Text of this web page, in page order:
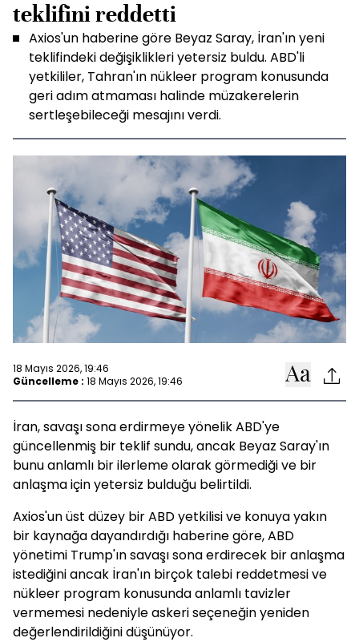
teklifini reddetti
Axios'un haberine göre Beyaz Saray, İran'ın yeni
teklifindeki değişiklikleri yetersiz buldu. ABD'li
yetkililer, Tahran'ın nükleer program konusunda
geri adım atmaması halinde müzakerelerin
sertleşebileceği mesajını verdi.
18 Mayıs 2026, 19:46
Güncelleme : 18 Mayıs 2026, 19:46
İran, savaşı sona erdirmeye yönelik ABD'ye
güncellenmiş bir teklif sundu, ancak Beyaz Saray'ın
bunu anlamlı bir ilerleme olarak görmediği ve bir
anlaşma için yetersiz bulduğu belirtildi.
Axios'un üst düzey bir ABD yetkilisi ve konuya yakın
bir kaynağa dayandırdığı haberine göre, ABD
yönetimi Trump'ın savaşı sona erdirecek bir anlaşma
istediğini ancak İran'ın birçok talebi reddetmesi ve
nükleer program konusunda anlamlı tavizler
vermemesi nedeniyle askeri seçeneğin yeniden
değerlendirildiğini düşünüyor.